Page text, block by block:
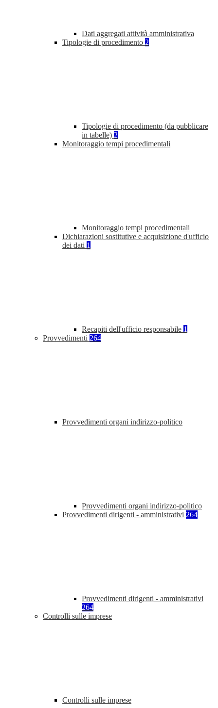
Dati aggregati attività amministrativa
Tipologie di procedimento 2
Tipologie di procedimento (da pubblicare
in tabelle) 2
Monitoraggio tempi procedimentali
Monitoraggio tempi procedimentali
Dichiarazioni sostitutive e acquisizione d'ufficio
dei dati 1
Recapiti dell'ufficio responsabile 1
Provvedimenti 264
Provvedimenti organi indirizzo-politico
Provvedimenti organi indirizzo-politico
Provvedimenti dirigenti - amministrativi 264
Provvedimenti dirigenti - amministrativi
264
Controlli sulle imprese
Controlli sulle imprese